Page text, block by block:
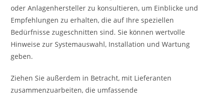
oder Anlagenhersteller zu konsultieren, um Einblicke und
Empfehlungen zu erhalten, die auf Ihre speziellen
Bedürfnisse zugeschnitten sind. Sie können wertvolle
Hinweise zur Systemauswahl, Installation und Wartung
geben.
Ziehen Sie außerdem in Betracht, mit Lieferanten
zusammenzuarbeiten, die umfassende